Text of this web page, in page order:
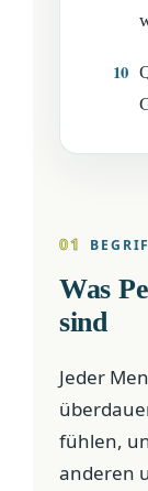
01
Was
sind
Jeder
fühlen,
anderen